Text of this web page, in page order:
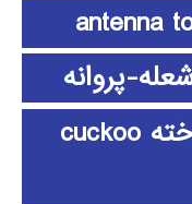
پروانه
الگوریتم جستجوی فاخته cuckoo